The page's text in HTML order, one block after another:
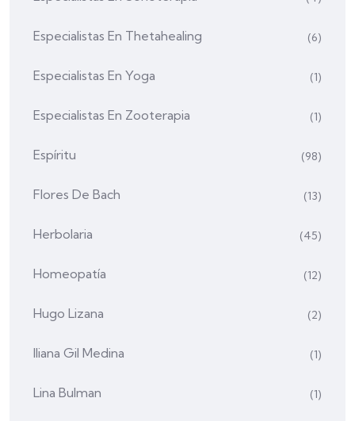
Especialistas En Thetahealing (6)
Especialistas En Yoga (1)
Especialistas En Zooterapia (1)
Espíritu (98)
Flores De Bach (13)
Herbolaria (45)
Homeopatía (12)
Hugo Lizana (2)
Iliana Gil Medina (1)
Lina Bulman (1)